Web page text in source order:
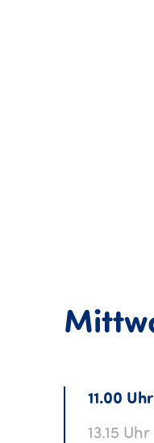
11.00
13.15 Uhr